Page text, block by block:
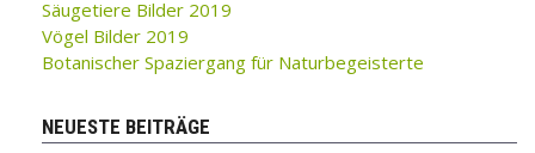
Säugetiere Bilder 2019
Vögel Bilder 2019
Botanischer Spaziergang für Naturbegeisterte
NEUESTE BEITRÄGE